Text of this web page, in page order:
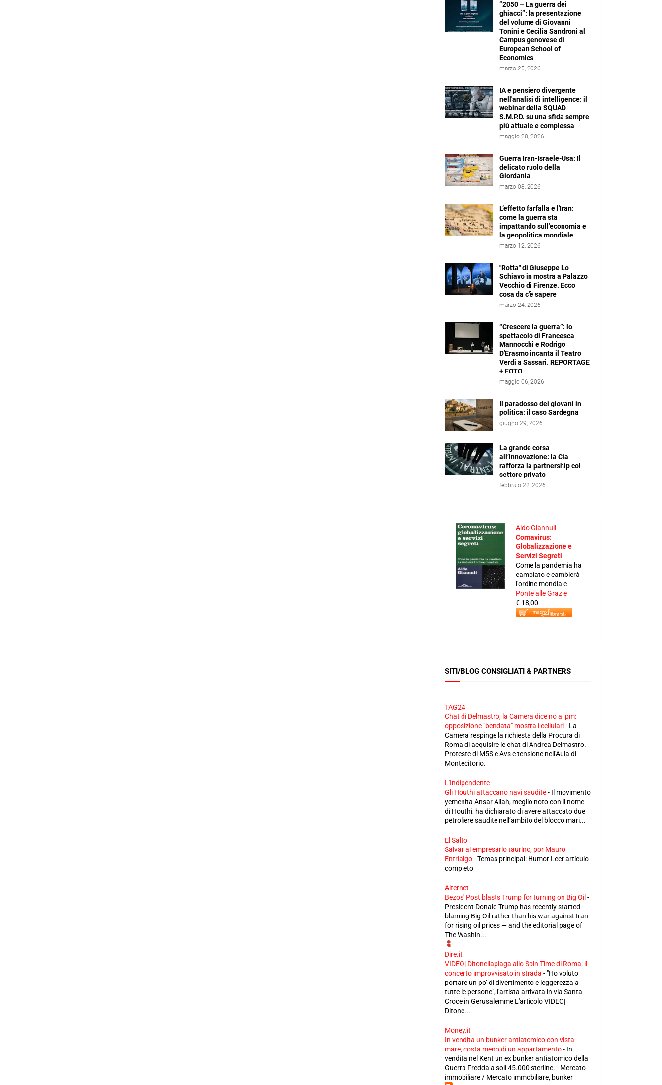
“2050 – La guerra dei
ghiacci”: la presentazione
del volume di Giovanni
Tonini e Cecilia Sandroni al
Campus genovese di
European School of
Economics
marzo 25, 2026
IA e pensiero divergente
nell'analisi di intelligence: il
webinar della SQUAD
S.M.P.D. su una sfida sempre
più attuale e complessa
maggio 28, 2026
Guerra Iran-Israele-Usa: Il
delicato ruolo della
Giordania
marzo 08, 2026
L’effetto farfalla e l'Iran:
come la guerra sta
impattando sull'economia e
la geopolitica mondiale
marzo 12, 2026
"Rotta" di Giuseppe Lo
Schiavo in mostra a Palazzo
Vecchio di Firenze. Ecco
cosa da c'è sapere
marzo 24, 2026
“Crescere la guerra”: lo
spettacolo di Francesca
Mannocchi e Rodrigo
D'Erasmo incanta il Teatro
Verdi a Sassari. REPORTAGE
+ FOTO
maggio 06, 2026
Il paradosso dei giovani in
politica: il caso Sardegna
giugno 29, 2026
La grande corsa
all’innovazione: la Cia
rafforza la partnership col
settore privato
febbraio 22, 2026
Aldo Giannuli
Cornavirus:
Globalizzazione e
Servizi Segreti
Come la pandemia ha
cambiato e cambierà
l'ordine mondiale
Ponte alle Grazie
€ 18,00
SITI/BLOG CONSIGLIATI & PARTNERS
TAG24
Chat di Delmastro, la Camera dice no ai pm:
opposizione "bendata" mostra i cellulari- La
Camera respinge la richiesta della Procura di
Roma di acquisire le chat di Andrea Delmastro.
Proteste di M5S e Avs e tensione nell'Aula di
Montecitorio.
L'Indipendente
Gli Houthi attaccano navi saudite- Il movimento
yemenita Ansar Allah, meglio noto con il nome
di Houthi, ha dichiarato di avere attaccato due
petroliere saudite nell’ambito del blocco mari...
El Salto
Salvar al empresario taurino, por Mauro
Entrialgo-Temas principal: Humor Leer artículo
completo
Alternet
Bezos' Post blasts Trump for turning on Big Oil -
President Donald Trump has recently started
blaming Big Oil rather than his war against Iran
for rising oil prices — and the editorial page of
The Washin...
Dire.it
VIDEO| Ditonellapiaga allo Spin Time di Roma: il
concerto improvvisato in strada - "Ho voluto
portare un po’ di divertimento e leggerezza a
tutte le persone", l'artista arrivata in via Santa
Croce in Gerusalemme L'articolo VIDEO|
Ditone...
Money.it
In vendita un bunker antiatomico con vista
mare, costa meno di un appartamento- In
vendita nel Kent un ex bunker antiatomico della
Guerra Fredda a soli 45.000 sterline. - Mercato
immobiliare / Mercato immobiliare, bunker